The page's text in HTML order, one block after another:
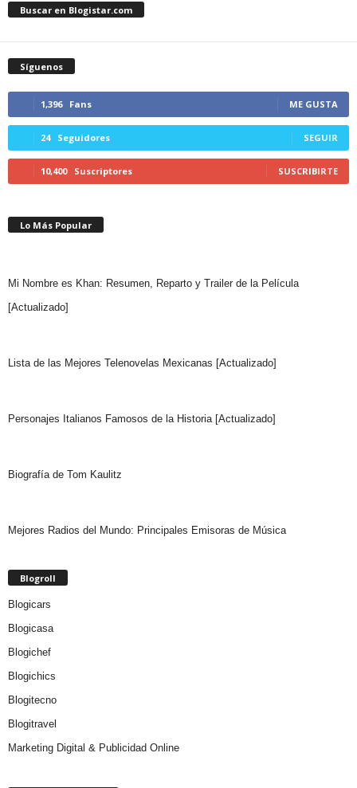
Buscar en Blogistar.com
Síguenos
1,396 Fans ME GUSTA
24 Seguidores SEGUIR
10,400 Suscriptores SUSCRIBIRTE
Lo Más Popular
Mi Nombre es Khan: Resumen, Reparto y Trailer de la Película
[Actualizado]
Lista de las Mejores Telenovelas Mexicanas [Actualizado]
Personajes Italianos Famosos de la Historia [Actualizado]
Biografía de Tom Kaulitz
Mejores Radios del Mundo: Principales Emisoras de Música
Blogroll
Blogicars
Blogicasa
Blogichef
Blogichics
Blogitecno
Blogitravel
Marketing Digital & Publicidad Online